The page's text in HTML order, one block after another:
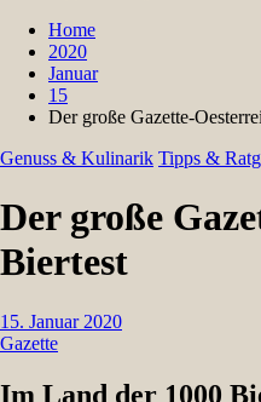
Home
2020
Januar
15
Der große Gazette-
Genuss & Kulinarik Tipps &
Der große
Biertest
15. Januar 2020
Gazette
Im Land der 1000